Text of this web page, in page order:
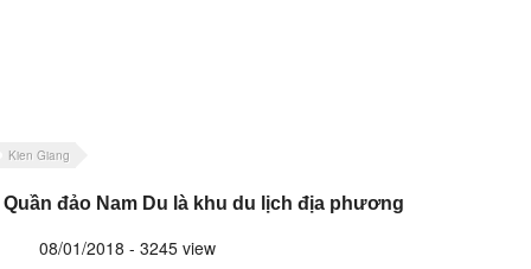
Kien Giang
Quần đảo Nam Du là khu du lịch địa phương
08/01/2018 - 3245 view